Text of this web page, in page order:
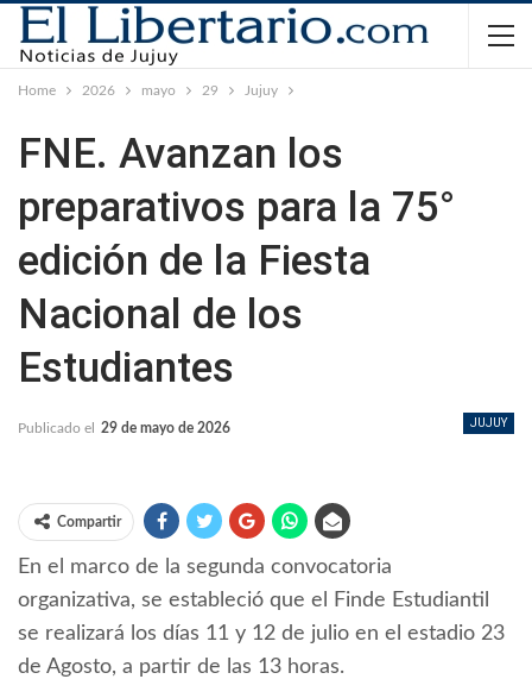
Home 2026 mayo 29 Jujuy
FNE. Avanzan los
preparativos para la 75°
edición de la Fiesta
Nacional de los
Estudiantes
JUJUY
Publicado el 29 de mayo de 2026
Compartir
En el marco de la segunda convocatoria
organizativa, se estableció que el Finde Estudiantil
se realizará los días 11 y 12 de julio en el estadio 23
de Agosto, a partir de las 13 horas.